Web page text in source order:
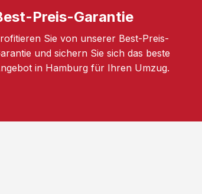
Preis-Garantie
Sie von unserer Best-Preis-
und sichern Sie sich das beste
in Hamburg für Ihren Umzug.